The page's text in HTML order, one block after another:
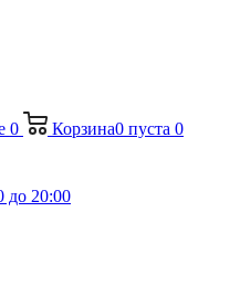
0 Корзина0 пуста 0
до 20:00